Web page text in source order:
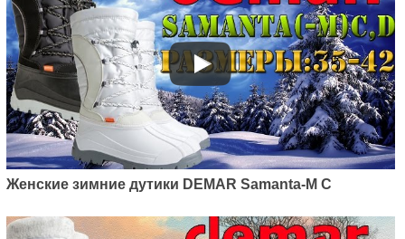
Женские зимние дутики DEMAR Samanta-M C